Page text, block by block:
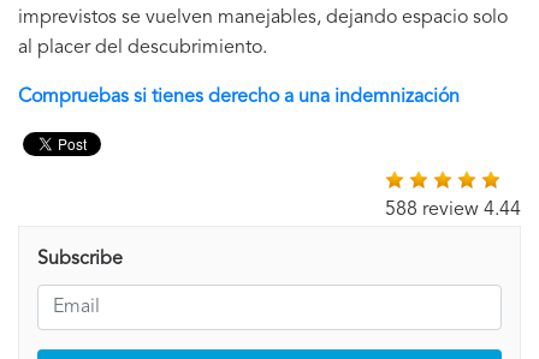
imprevistos se vuelven manejables, dejando espacio solo
al placer del descubrimiento.
Compruebas si tienes derecho a una indemnización
588 review 4.44
Subscribe